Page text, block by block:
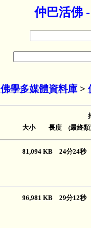
仲巴活佛
佛學多媒體資料庫>
大小 長度 (最終類
81,094 KB 24分24
96,981 KB 29分12